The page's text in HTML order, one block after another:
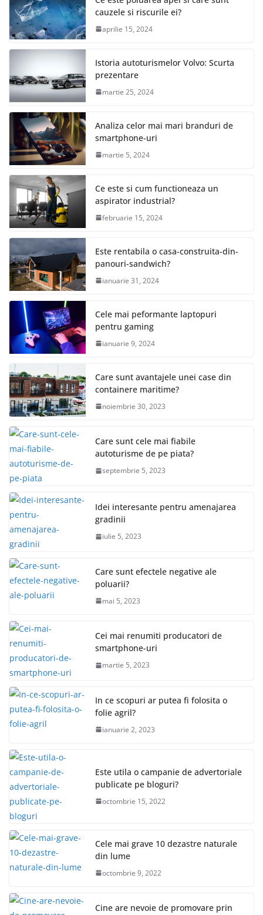
cauzele si riscurile ei?
aprilie 15, 2024
Istoria autoturismelor Volvo: Scurta
prezentare
martie 25, 2024
Analiza celor mai mari branduri de
smartphone-uri
martie 5, 2024
Ce este si cum functioneaza un
aspirator industrial?
februarie 15, 2024
Este rentabila o casa-construita-din-
panouri-sandwich?
ianuarie 31, 2024
Cele mai peformante laptopuri
pentru gaming
ianuarie 9, 2024
Care sunt avantajele unei case din
containere maritime?
noiembrie 30, 2023
Care sunt cele mai fiabile
autoturisme de pe piata?
septembrie 5, 2023
Idei interesante pentru amenajarea
gradinii
iulie 5, 2023
Care sunt efectele negative ale
poluarii?
mai 5, 2023
Cei mai renumiti producatori de
smartphone-uri
martie 5, 2023
In ce scopuri ar putea fi folosita o
folie agril?
ianuarie 2, 2023
Este utila o campanie de advertoriale
publicate pe bloguri?
octombrie 15, 2022
Cele mai grave 10 dezastre naturale
din lume
octombrie 9, 2022
Cine are nevoie de promovare prin